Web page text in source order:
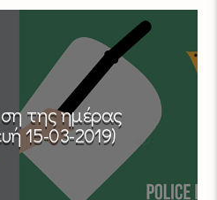
της ημέρας
15-03-2019)